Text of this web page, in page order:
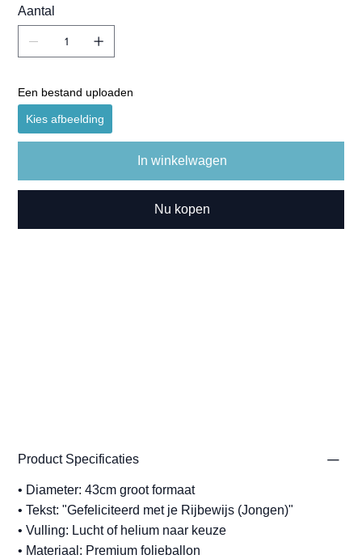
Aantal
Een bestand uploaden
Kies afbeelding
In winkelwagen
Nu kopen
Product Specificaties
• Diameter: 43cm groot formaat
• Tekst: "Gefeliciteerd met je Rijbewijs (Jongen)"
• Vulling: Lucht of helium naar keuze
• Materiaal: Premium folieballon